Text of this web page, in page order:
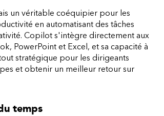
un véritable coéquipier pour les
en automatisant des tâches
Copilot s'intègre directement aux
PowerPoint et Excel, et sa capacité à
stratégique pour les dirigeants
et obtenir un meilleur retour sur
temps